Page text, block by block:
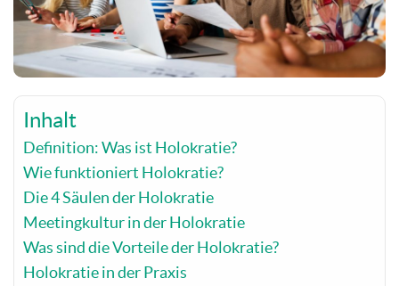
Inhalt
Definition: Was ist Holokratie?
Wie funktioniert Holokratie?
Die 4 Säulen der Holokratie
Meetingkultur in der Holokratie
Was sind die Vorteile der Holokratie?
Holokratie in der Praxis